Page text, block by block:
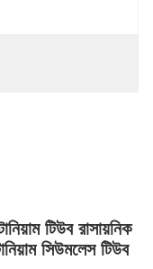
টিউব রাসায়নিক
সিউমলেস টিউব